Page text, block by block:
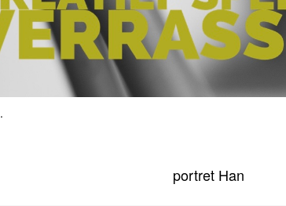
.
portret Han